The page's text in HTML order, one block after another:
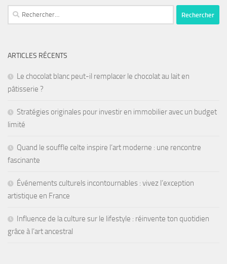
ARTICLES RÉCENTS
Le chocolat blanc peut-il remplacer le chocolat au lait en
pâtisserie ?
Stratégies originales pour investir en immobilier avec un budget
limité
Quand le souffle celte inspire l’art moderne : une rencontre
fascinante
Événements culturels incontournables : vivez l’exception
artistique en France
Influence de la culture sur le lifestyle : réinvente ton quotidien
grâce à l’art ancestral